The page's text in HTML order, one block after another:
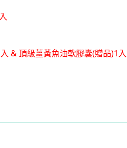
& 頂級薑黃魚油軟膠囊(贈品)1入